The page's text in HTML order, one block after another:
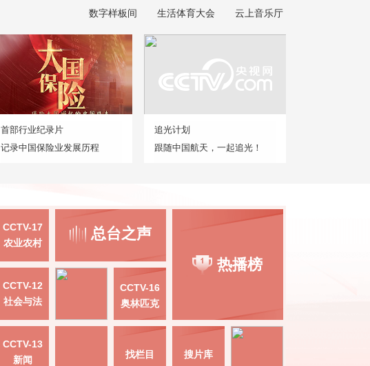
数字样板间 生活体育大会 云上音乐厅
首部行业纪录片
记录中国保险业发展历程
追光计划
跟随中国航天，一起追光！
CCTV-17
农业农村
总台之声
热播榜
CCTV-12
社会与法
CCTV-16
奥林匹克
CCTV-13
新闻
找栏目 搜片库